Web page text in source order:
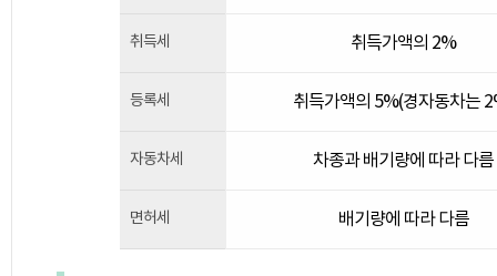
취득세 취득가액의 2%
등록세 취득가액의 5%(경자동차는
자동차세 차종과 배기량에 따라 다름
면허세 배기량에 따라 다름